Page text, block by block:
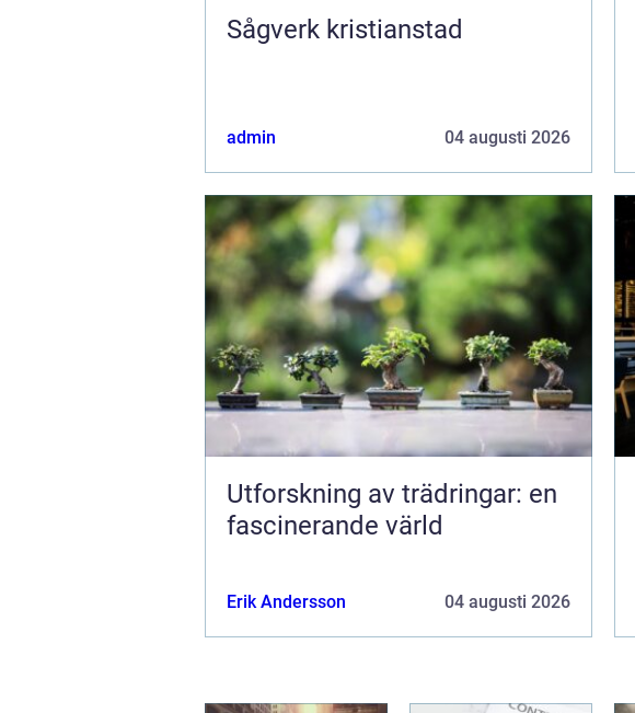
Sågverk kristianstad
admin 04 augusti 2026
Utforskning av trädringar: en
fascinerande värld
Erik Andersson 04 augusti 2026